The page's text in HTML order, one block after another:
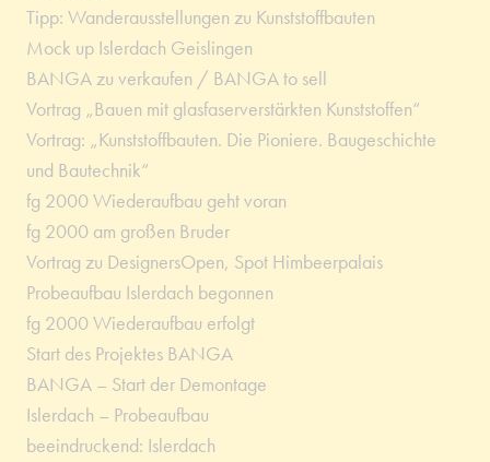
Tipp: Wanderausstellungen zu Kunststoffbauten
Mock up Islerdach Geislingen
BANGA zu verkaufen / BANGA to sell
Vortrag „Bauen mit glasfaserverstärkten Kunststoffen“
Vortrag: „Kunststoffbauten. Die Pioniere. Baugeschichte
und Bautechnik“
fg 2000 Wiederaufbau geht voran
fg 2000 am großen Bruder
Vortrag zu DesignersOpen, Spot Himbeerpalais
Probeaufbau Islerdach begonnen
fg 2000 Wiederaufbau erfolgt
Start des Projektes BANGA
BANGA – Start der Demontage
Islerdach – Probeaufbau
beeindruckend: Islerdach